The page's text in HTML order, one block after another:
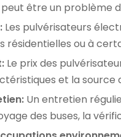
être un problème
Les pulvérisateurs
résidentielles ou à
Le prix des
et la source
Un entretien
des buses, la